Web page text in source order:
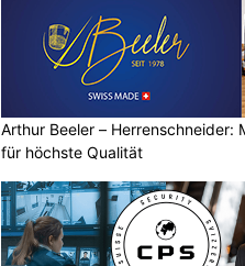
Arthur Beeler – Herrenschneider:
für höchste Qualität